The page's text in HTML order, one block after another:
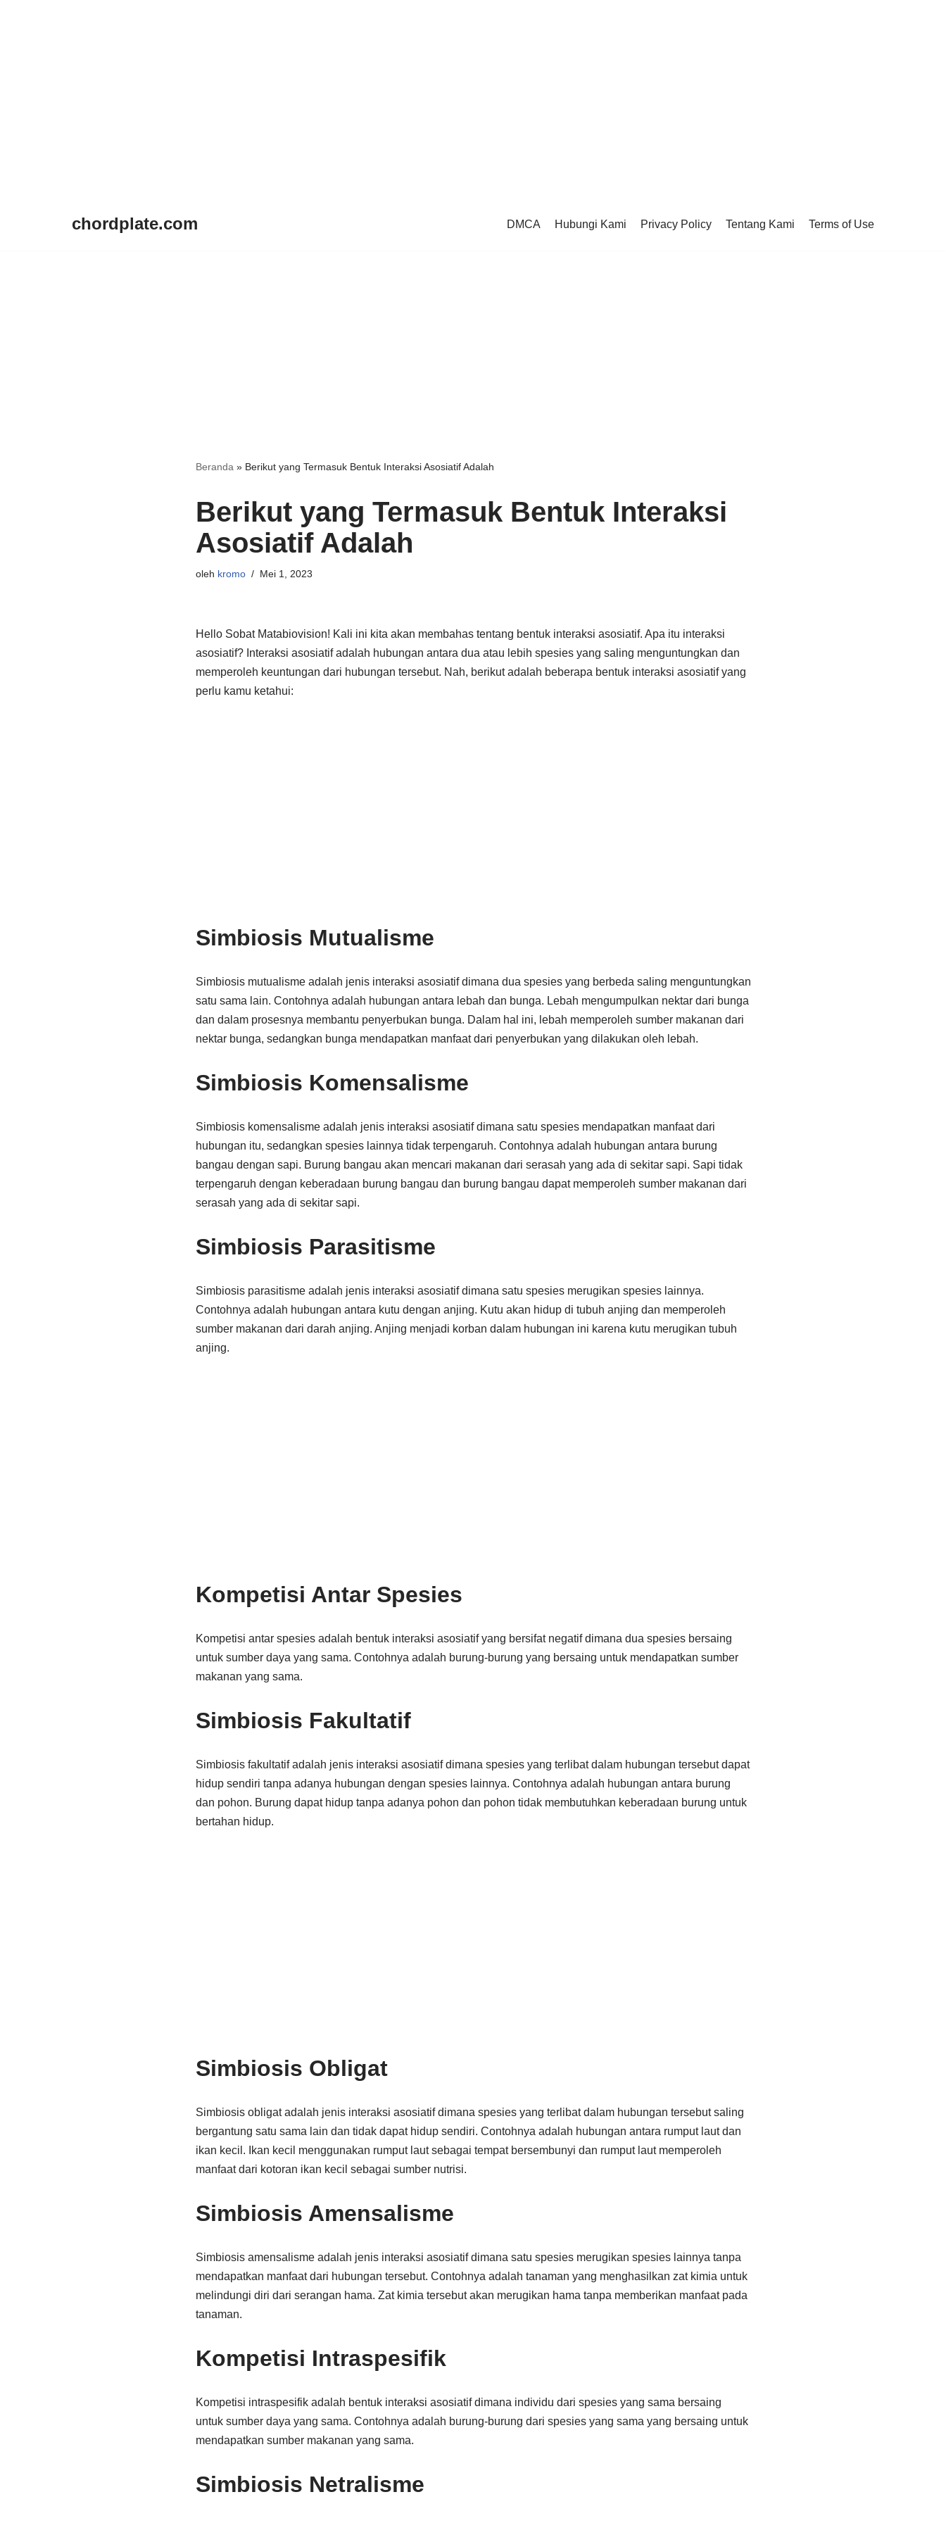
chordplate.com DMCA Hubungi Kami Privacy Policy Tentang Kami Terms of Use
Beranda » Berikut yang Termasuk Bentuk Interaksi Asosiatif Adalah
Berikut yang Termasuk Bentuk Interaksi
Asosiatif Adalah
oleh kromo Mei 1, 2023
Hello Sobat Matabiovision! Kali ini kita akan membahas tentang bentuk interaksi asosiatif. Apa itu interaksi
asosiatif? Interaksi asosiatif adalah hubungan antara dua atau lebih spesies yang saling menguntungkan dan
memperoleh keuntungan dari hubungan tersebut. Nah, berikut adalah beberapa bentuk interaksi asosiatif yang
perlu kamu ketahui:
Simbiosis Mutualisme
Simbiosis mutualisme adalah jenis interaksi asosiatif dimana dua spesies yang berbeda saling menguntungkan
satu sama lain. Contohnya adalah hubungan antara lebah dan bunga. Lebah mengumpulkan nektar dari bunga
dan dalam prosesnya membantu penyerbukan bunga. Dalam hal ini, lebah memperoleh sumber makanan dari
nektar bunga, sedangkan bunga mendapatkan manfaat dari penyerbukan yang dilakukan oleh lebah.
Simbiosis Komensalisme
Simbiosis komensalisme adalah jenis interaksi asosiatif dimana satu spesies mendapatkan manfaat dari
hubungan itu, sedangkan spesies lainnya tidak terpengaruh. Contohnya adalah hubungan antara burung
bangau dengan sapi. Burung bangau akan mencari makanan dari serasah yang ada di sekitar sapi. Sapi tidak
terpengaruh dengan keberadaan burung bangau dan burung bangau dapat memperoleh sumber makanan dari
serasah yang ada di sekitar sapi.
Simbiosis Parasitisme
Simbiosis parasitisme adalah jenis interaksi asosiatif dimana satu spesies merugikan spesies lainnya.
Contohnya adalah hubungan antara kutu dengan anjing. Kutu akan hidup di tubuh anjing dan memperoleh
sumber makanan dari darah anjing. Anjing menjadi korban dalam hubungan ini karena kutu merugikan tubuh
anjing.
Kompetisi Antar Spesies
Kompetisi antar spesies adalah bentuk interaksi asosiatif yang bersifat negatif dimana dua spesies bersaing
untuk sumber daya yang sama. Contohnya adalah burung-burung yang bersaing untuk mendapatkan sumber
makanan yang sama.
Simbiosis Fakultatif
Simbiosis fakultatif adalah jenis interaksi asosiatif dimana spesies yang terlibat dalam hubungan tersebut dapat
hidup sendiri tanpa adanya hubungan dengan spesies lainnya. Contohnya adalah hubungan antara burung
dan pohon. Burung dapat hidup tanpa adanya pohon dan pohon tidak membutuhkan keberadaan burung untuk
bertahan hidup.
Simbiosis Obligat
Simbiosis obligat adalah jenis interaksi asosiatif dimana spesies yang terlibat dalam hubungan tersebut saling
bergantung satu sama lain dan tidak dapat hidup sendiri. Contohnya adalah hubungan antara rumput laut dan
ikan kecil. Ikan kecil menggunakan rumput laut sebagai tempat bersembunyi dan rumput laut memperoleh
manfaat dari kotoran ikan kecil sebagai sumber nutrisi.
Simbiosis Amensalisme
Simbiosis amensalisme adalah jenis interaksi asosiatif dimana satu spesies merugikan spesies lainnya tanpa
mendapatkan manfaat dari hubungan tersebut. Contohnya adalah tanaman yang menghasilkan zat kimia untuk
melindungi diri dari serangan hama. Zat kimia tersebut akan merugikan hama tanpa memberikan manfaat pada
tanaman.
Kompetisi Intraspesifik
Kompetisi intraspesifik adalah bentuk interaksi asosiatif dimana individu dari spesies yang sama bersaing
untuk sumber daya yang sama. Contohnya adalah burung-burung dari spesies yang sama yang bersaing untuk
mendapatkan sumber makanan yang sama.
Simbiosis Netralisme